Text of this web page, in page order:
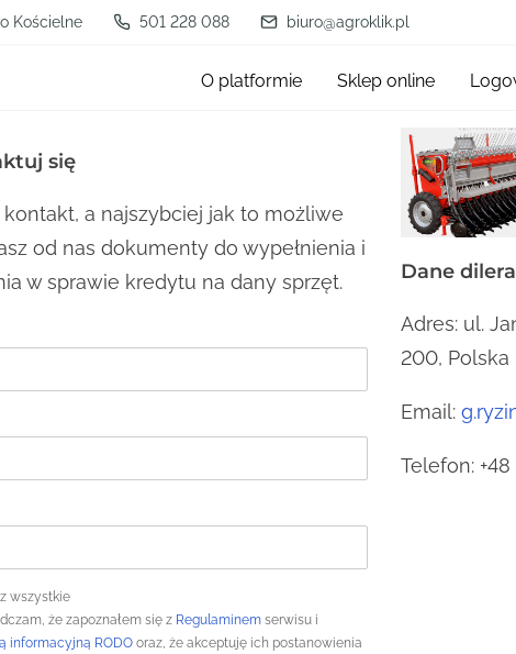
Kościelne 501 228 088 biuro@agroklik.pl
O platformie Sklep online
się
kontakt, a najszybciej jak to możliwe
od nas dokumenty do wypełnienia i
w sprawie kredytu na dany sprzęt.
wszystkie
że zapoznałem się z Regulaminem serwisu i
informacyjną RODO oraz, że akceptuję ich postanowienia
Dane
Adres: ul.
200, Polska
Email:
Telefon: